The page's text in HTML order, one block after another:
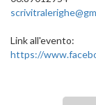
Link all'evento:
https://